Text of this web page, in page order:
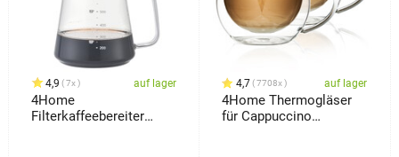
4,9 7x auf lager
4Home
Filterkaffeebereiter
4,7 7708x auf lager
4Home Thermogläser
für Cappuccino